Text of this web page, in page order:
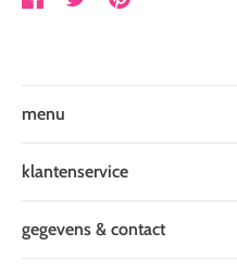
menu
kaarten
klantenservice
gegevens & contact